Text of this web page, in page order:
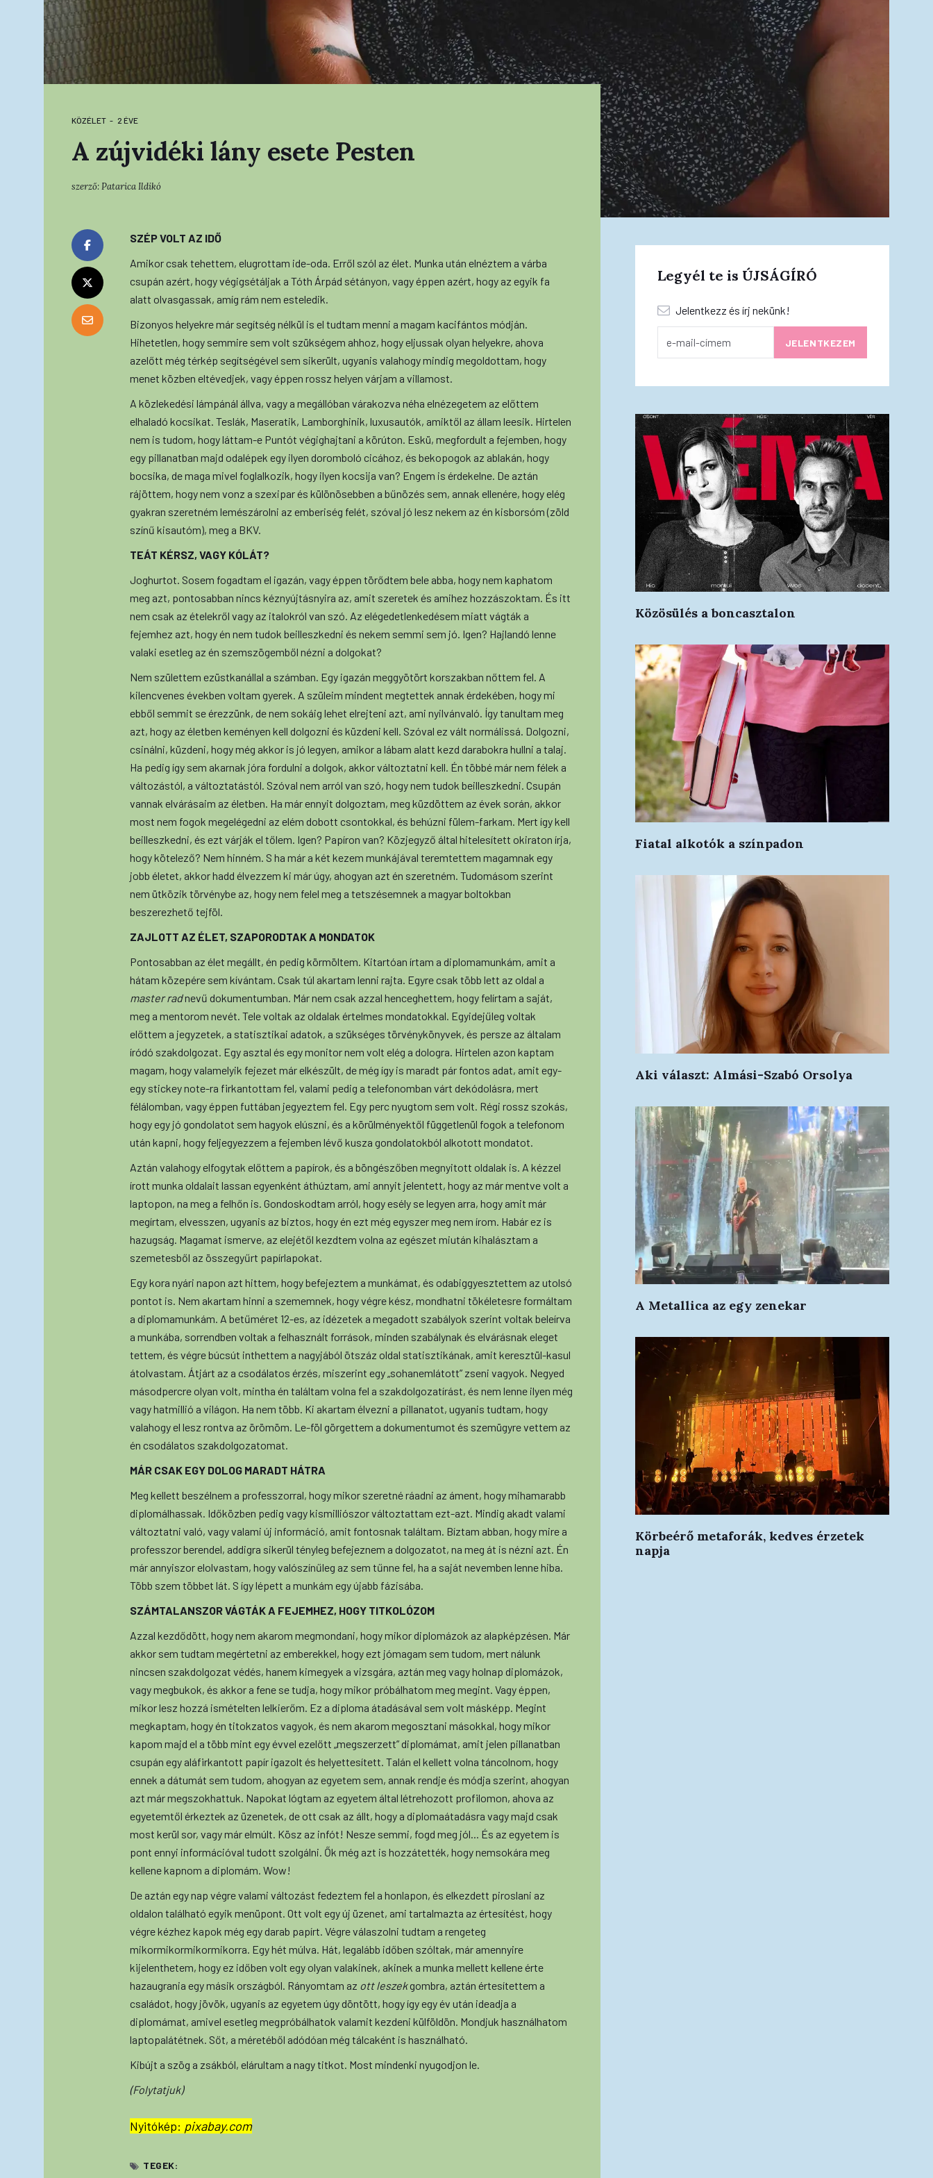
KÖZÉLET 2 ÉVE
A zújvidéki lány esete Pesten
szerző:Patarica Ildikó
SZÉP VOLT AZ IDŐ
Amikor csak tehettem, elugrottam ide-oda. Erről szól az élet. Munka után elnéztem a várba
csupán azért, hogy végigsétáljak a Tóth Árpád sétányon, vagy éppen azért, hogy az egyik fa
alatt olvasgassak, amíg rám nem esteledik.
Bizonyos helyekre már segítség nélkül is el tudtam menni a magam kacifántos módján.
Hihetetlen, hogy semmire sem volt szükségem ahhoz, hogy eljussak olyan helyekre, ahova
azelőtt még térkép segítségével sem sikerült, ugyanis valahogy mindig megoldottam, hogy
menet közben eltévedjek, vagy éppen rossz helyen várjam a villamost.
A közlekedési lámpánál állva, vagy a megállóban várakozva néha elnézegetem az előttem
elhaladó kocsikat. Teslák, Maseratik, Lamborghinik, luxusautók, amiktől az állam leesik. Hirtelen
nem is tudom, hogy láttam-e Puntót végighajtani a körúton. Eskü, megfordult a fejemben, hogy
egy pillanatban majd odalépek egy ilyen doromboló cicához, és bekopogok az ablakán, hogy
bocsika, de maga mivel foglalkozik, hogy ilyen kocsija van? Engem is érdekelne. De aztán
rájöttem, hogy nem vonz a szexipar és különösebben a bűnözés sem, annak ellenére, hogy elég
gyakran szeretném lemészárolni az emberiség felét, szóval jó lesz nekem az én kisborsóm (zöld
színű kisautóm), meg a BKV.
TEÁT KÉRSZ, VAGY KÓLÁT?
Joghurtot. Sosem fogadtam el igazán, vagy éppen törődtem bele abba, hogy nem kaphatom
meg azt, pontosabban nincs kéznyújtásnyira az, amit szeretek és amihez hozzászoktam. És itt
nem csak az ételekről vagy az italokról van szó. Az elégedetlenkedésem miatt vágták a
fejemhez azt, hogy én nem tudok beilleszkedni és nekem semmi sem jó. Igen? Hajlandó lenne
valaki esetleg az én szemszögemből nézni a dolgokat?
Nem születtem ezüstkanállal a számban. Egy igazán meggyötört korszakban nőttem fel. A
kilencvenes években voltam gyerek. A szüleim mindent megtettek annak érdekében, hogy mi
ebből semmit se érezzünk, de nem sokáig lehet elrejteni azt, ami nyilvánvaló. Így tanultam meg
azt, hogy az életben keményen kell dolgozni és küzdeni kell. Szóval ez vált normálissá. Dolgozni,
csinálni, küzdeni, hogy még akkor is jó legyen, amikor a lábam alatt kezd darabokra hullni a talaj.
Ha pedig így sem akarnak jóra fordulni a dolgok, akkor változtatni kell. Én többé már nem félek a
változástól, a változtatástól. Szóval nem arról van szó, hogy nem tudok beilleszkedni. Csupán
vannak elvárásaim az életben. Ha már ennyit dolgoztam, meg küzdöttem az évek során, akkor
most nem fogok megelégedni az elém dobott csontokkal, és behúzni fülem-farkam. Mert így kell
beilleszkedni, és ezt várják el tőlem. Igen? Papíron van? Közjegyző által hitelesített okiraton írja,
hogy kötelező? Nem hinném. S ha már a két kezem munkájával teremtettem magamnak egy
jobb életet, akkor hadd élvezzem ki már úgy, ahogyan azt én szeretném. Tudomásom szerint
nem ütközik törvénybe az, hogy nem felel meg a tetszésemnek a magyar boltokban
beszerezhető tejföl.
ZAJLOTT AZ ÉLET, SZAPORODTAK A MONDATOK
Pontosabban az élet megállt, én pedig körmöltem. Kitartóan írtam a diplomamunkám, amit a
hátam közepére sem kívántam. Csak túl akartam lenni rajta. Egyre csak több lett az oldal a
master radnevű dokumentumban. Már nem csak azzal henceghettem, hogy felírtam a saját,
meg a mentorom nevét. Tele voltak az oldalak értelmes mondatokkal. Egyidejűleg voltak
előttem a jegyzetek, a statisztikai adatok, a szükséges törvénykönyvek, és persze az általam
íródó szakdolgozat. Egy asztal és egy monitor nem volt elég a dologra. Hirtelen azon kaptam
magam, hogy valamelyik fejezet már elkészült, de még így is maradt pár fontos adat, amit egy-
egy stickey note-ra firkantottam fel, valami pedig a telefonomban várt dekódolásra, mert
félálomban, vagy éppen futtában jegyeztem fel. Egy perc nyugtom sem volt. Régi rossz szokás,
hogy egy jó gondolatot sem hagyok elúszni, és a körülményektől függetlenül fogok a telefonom
után kapni, hogy feljegyezzem a fejemben lévő kusza gondolatokból alkotott mondatot.
Aztán valahogy elfogytak előttem a papírok, és a böngészőben megnyitott oldalak is. A kézzel
írott munka oldalait lassan egyenként áthúztam, ami annyit jelentett, hogy az már mentve volt a
laptopon, na meg a felhőn is. Gondoskodtam arról, hogy esély se legyen arra, hogy amit már
megírtam, elvesszen, ugyanis az biztos, hogy én ezt még egyszer meg nem írom. Habár ez is
hazugság. Magamat ismerve, az elejétől kezdtem volna az egészet miután kihalásztam a
szemetesből az összegyűrt papírlapokat.
Egy kora nyári napon azt hittem, hogy befejeztem a munkámat, és odabiggyesztettem az utolsó
pontot is. Nem akartam hinni a szememnek, hogy végre kész, mondhatni tökéletesre formáltam
a diplomamunkám. A betűméret 12-es, az idézetek a megadott szabályok szerint voltak beleírva
a munkába, sorrendben voltak a felhasznált források, minden szabálynak és elvárásnak eleget
tettem, és végre búcsút inthettem a nagyjából ötszáz oldal statisztikának, amit keresztül-kasul
átolvastam. Átjárt az a csodálatos érzés, miszerint egy „sohanemlátott” zseni vagyok. Negyed
másodpercre olyan volt, mintha én találtam volna fel a szakdolgozatírást, és nem lenne ilyen még
vagy hatmillió a világon. Ha nem több. Ki akartam élvezni a pillanatot, ugyanis tudtam, hogy
valahogy el lesz rontva az örömöm. Le-föl görgettem a dokumentumot és szemügyre vettem az
én csodálatos szakdolgozatomat.
MÁR CSAK EGY DOLOG MARADT HÁTRA
Meg kellett beszélnem a professzorral, hogy mikor szeretné ráadni az áment, hogy mihamarabb
diplomálhassak. Időközben pedig vagy kismilliószor változtattam ezt-azt. Mindig akadt valami
változtatni való, vagy valami új információ, amit fontosnak találtam. Bíztam abban, hogy mire a
professzor berendel, addigra sikerül tényleg befejeznem a dolgozatot, na meg át is nézni azt. Én
már annyiszor elolvastam, hogy valószínűleg az sem tűnne fel, ha a saját nevemben lenne hiba.
Több szem többet lát. S így lépett a munkám egy újabb fázisába.
SZÁMTALANSZOR VÁGTÁK A FEJEMHEZ, HOGY TITKOLÓZOM
Azzal kezdődött, hogy nem akarom megmondani, hogy mikor diplomázok az alapképzésen. Már
akkor sem tudtam megértetni az emberekkel, hogy ezt jómagam sem tudom, mert nálunk
nincsen szakdolgozat védés, hanem kimegyek a vizsgára, aztán meg vagy holnap diplomázok,
vagy megbukok, és akkor a fene se tudja, hogy mikor próbálhatom meg megint. Vagy éppen,
mikor lesz hozzá ismételten lelkierőm. Ez a diploma átadásával sem volt másképp. Megint
megkaptam, hogy én titokzatos vagyok, és nem akarom megosztani másokkal, hogy mikor
kapom majd el a több mint egy évvel ezelőtt „megszerzett” diplomámat, amit jelen pillanatban
csupán egy aláfirkantott papír igazolt és helyettesített. Talán el kellett volna táncolnom, hogy
ennek a dátumát sem tudom, ahogyan az egyetem sem, annak rendje és módja szerint, ahogyan
azt már megszokhattuk. Napokat lógtam az egyetem által létrehozott profilomon, ahova az
egyetemtől érkeztek az üzenetek, de ott csak az állt, hogy a diplomaátadásra vagy majd csak
most kerül sor, vagy már elmúlt. Kösz az infót! Nesze semmi, fogd meg jól... És az egyetem is
pont ennyi információval tudott szolgálni. Ők még azt is hozzátették, hogy nemsokára meg
kellene kapnom a diplomám. Wow!
De aztán egy nap végre valami változást fedeztem fel a honlapon, és elkezdett piroslani az
oldalon található egyik menüpont. Ott volt egy új üzenet, ami tartalmazta az értesítést, hogy
végre kézhez kapok még egy darab papírt. Végre válaszolni tudtam a rengeteg
mikormikormikormikorra. Egy hét múlva. Hát, legalább időben szóltak, már amennyire
kijelenthetem, hogy ez időben volt egy olyan valakinek, akinek a munka mellett kellene érte
hazaugrania egy másik országból. Rányomtam az ott leszekgombra, aztán értesítettem a
családot, hogy jövök, ugyanis az egyetem úgy döntött, hogy így egy év után ideadja a
diplomámat, amivel esetleg megpróbálhatok valamit kezdeni külföldön. Mondjuk használhatom
laptopalátétnek. Sőt, a méretéből adódóan még tálcaként is használható.
Kibújt a szög a zsákból, elárultam a nagy titkot. Most mindenki nyugodjon le.
(Folytatjuk)
Nyitókép: pixabay.com
TEGEK:
Legyél te is ÚJSÁGÍRÓ
Jelentkezz és írj nekünk!
Közösülés a boncasztalon
Fiatal alkotók a színpadon
Aki választ: Almási-Szabó Orsolya
A Metallica az egy zenekar
Körbeérő metaforák, kedves érzetek
napja